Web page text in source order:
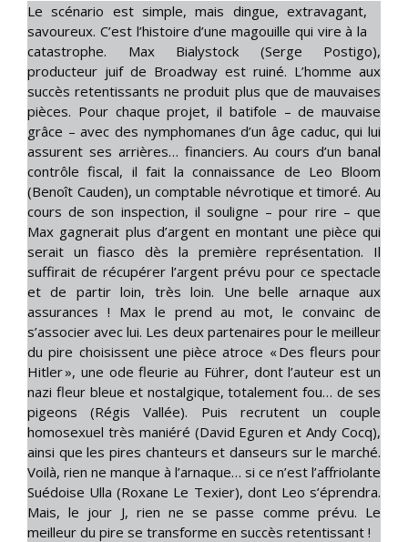
Le scénario est simple, mais dingue, extravagant,
savoureux. C’est l’histoire d’une magouille qui vire à la
catastrophe. Max Bialystock (Serge Postigo),
producteur juif de Broadway est ruiné. L’homme aux
succès retentissants ne produit plus que de mauvaises
pièces. Pour chaque projet, il batifole – de mauvaise
grâce – avec des nymphomanes d’un âge caduc, qui lui
assurent ses arrières… financiers. Au cours d’un banal
contrôle fiscal, il fait la connaissance de Leo Bloom
(Benoît Cauden), un comptable névrotique et timoré. Au
cours de son inspection, il souligne – pour rire – que
Max gagnerait plus d’argent en montant une pièce qui
serait un fiasco dès la première représentation. Il
suffirait de récupérer l’argent prévu pour ce spectacle
et de partir loin, très loin. Une belle arnaque aux
assurances ! Max le prend au mot, le convainc de
s’associer avec lui. Les deux partenaires pour le meilleur
du pire choisissent une pièce atroce « Des fleurs pour
Hitler », une ode fleurie au Führer, dont l’auteur est un
nazi fleur bleue et nostalgique, totalement fou… de ses
pigeons (Régis Vallée). Puis recrutent un couple
homosexuel très maniéré (David Eguren et Andy Cocq),
ainsi que les pires chanteurs et danseurs sur le marché.
Voilà, rien ne manque à l’arnaque… si ce n’est l’affriolante
Suédoise Ulla (Roxane Le Texier), dont Leo s’éprendra.
Mais, le jour J, rien ne se passe comme prévu. Le
meilleur du pire se transforme en succès retentissant !